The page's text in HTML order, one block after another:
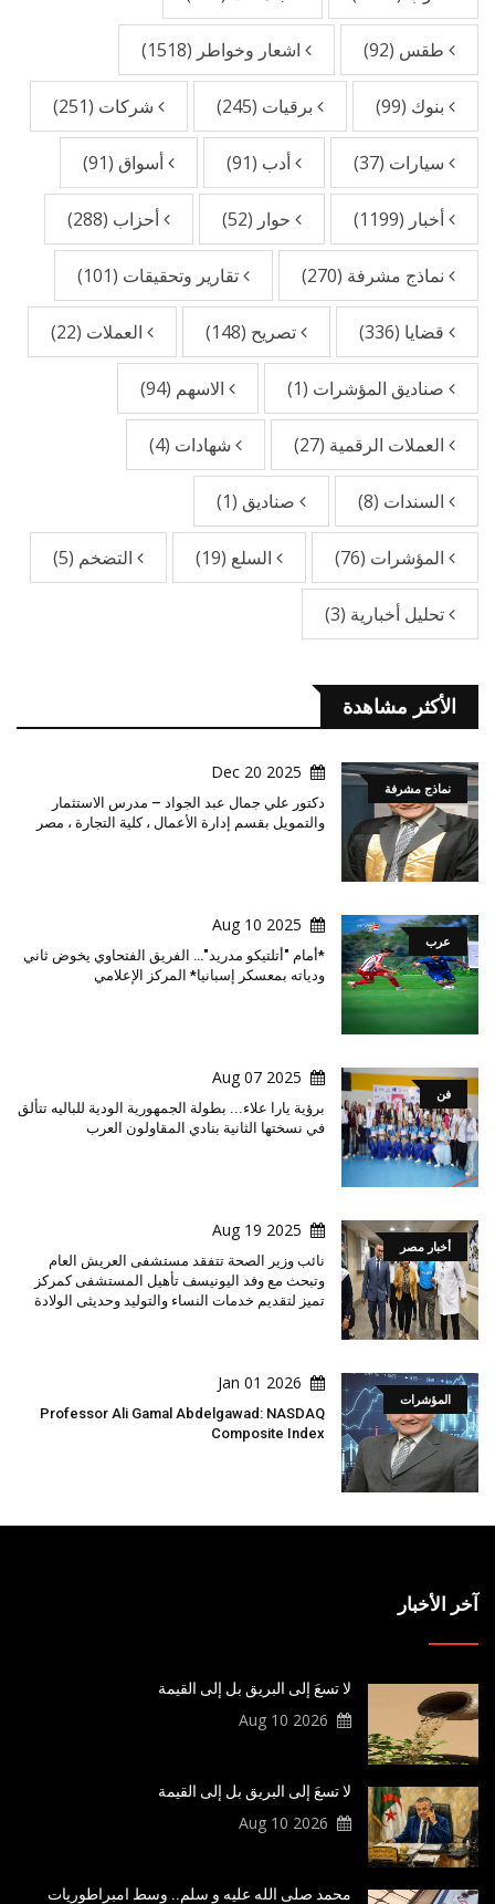
طقس (92) اشعار وخواطر (1518)
بنوك (99) برقيات (245) شركات (251)
سيارات (37) أدب (91) أسواق (91)
أخبار (1199) حوار (52) أحزاب (288)
نماذج مشرفة (270) تقارير وتحقيقات (101)
قضايا (336) تصريح (148) العملات (22)
صناديق المؤشرات (1) الاسهم (94)
العملات الرقمية (27) شهادات (4)
السندات (8) صناديق (1)
المؤشرات (76) السلع (19) التضخم (5)
تحليل أخبارية (3)
الأكثر مشاهدة
نماذج مشرفة
2025 Dec 20
دكتور علي جمال عبد الجواد – مدرس الاستثمار
والتمويل بقسم إدارة الأعمال ، كلية التجارة ، مصر
عرب
2025 Aug 10
*أمام "أتلتيكو مدريد"… الفريق الفتحاوي يخوض ثاني
ودياته بمعسكر إسبانيا* المركز الإعلامي
فن
2025 Aug 07
برؤية يارا علاء... بطولة الجمهورية الودية للباليه تتألق
في نسختها الثانية بنادي المقاولون العرب
أخبار مصر
2025 Aug 19
نائب وزير الصحة تتفقد مستشفى العريش العام
وتبحث مع وفد اليونيسف تأهيل المستشفى كمركز
تميز لتقديم خدمات النساء والتوليد وحديثى الولادة
المؤشرات
2026 Jan 01
Professor Ali Gamal Abdelgawad: NASDAQ
Composite Index
آخر الأخبار
لا تسعَ إلى البريق بل إلى القيمة
2026 Aug 10
لا تسعَ إلى البريق بل إلى القيمة
2026 Aug 10
محمد صلى الله عليه و سلم.. وسط امبراطوريات